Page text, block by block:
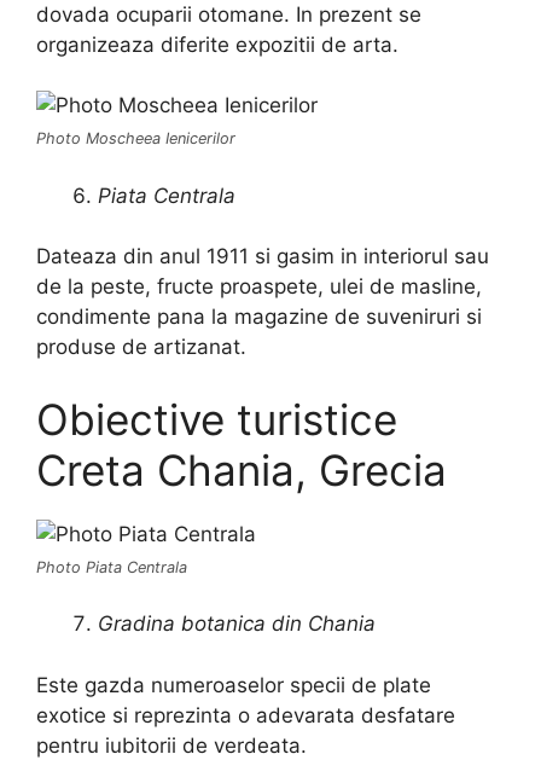
dovada ocuparii otomane. In prezent se
organizeaza diferite expozitii de arta.
Photo Moscheea Ienicerilor
Piata Centrala
Dateaza din anul 1911 si gasim in interiorul sau
de la peste, fructe proaspete, ulei de masline,
condimente pana la magazine de suveniruri si
produse de artizanat.
Obiective turistice
Creta Chania, Grecia
Photo Piata Centrala
Gradina botanica din Chania
Este gazda numeroaselor specii de plate
exotice si reprezinta o adevarata desfatare
pentru iubitorii de verdeata.